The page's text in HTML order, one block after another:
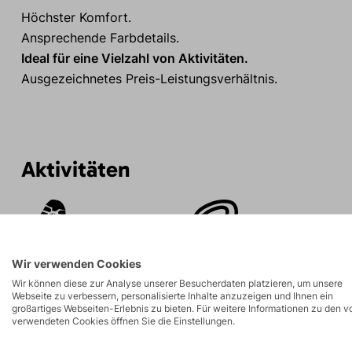
Höchster Komfort.
Ansprechende Farbdetails.
Ideal für eine Vielzahl von Aktivitäten.
Ausgezeichnetes Preis-Leistungsverhältnis.
Aktivitäten
Felsklettern und
Wir verwenden Cookies
Wir können diese zur Analyse unserer Besucherdaten platzieren, um unsere
Webseite zu verbessern, personalisierte Inhalte anzuzeigen und Ihnen ein
großartiges Webseiten-Erlebnis zu bieten. Für weitere Informationen zu den
verwendeten Cookies öffnen Sie die Einstellungen.